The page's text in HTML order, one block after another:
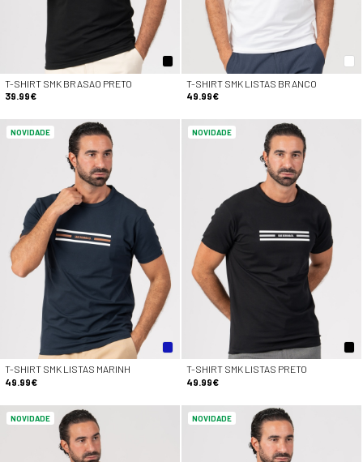
T-SHIRT SMK BRASAO PRETO
39.99€
T-SHIRT SMK LISTAS BRANCO
49.99€
NOVIDADE
T-SHIRT SMK LISTAS MARINH
49.99€
NOVIDADE
T-SHIRT SMK LISTAS PRETO
49.99€
NOVIDADE NOVIDADE